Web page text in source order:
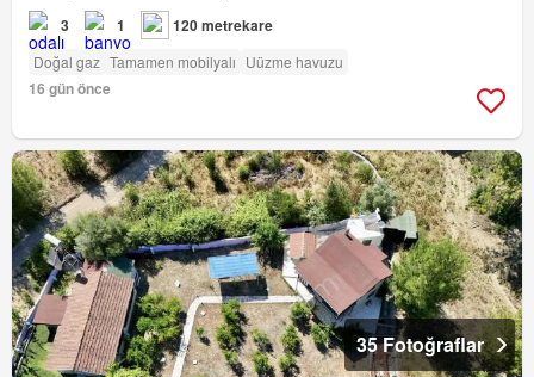
3 1 120 metrekare
Doğal gaz Tamamen mobilyalı Uüzme havuzu
16 gün önce
35 Fotoğraflar